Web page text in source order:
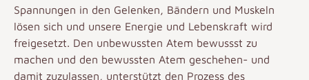
Spannungen in den Gelenken, Bändern und Muskeln
lösen sich und unsere Energie und Lebenskraft wird
freigesetzt. Den unbewussten Atem bewussst zu
machen und den bewussten Atem geschehen- und
damit zuzulassen, unterstützt den Prozess des